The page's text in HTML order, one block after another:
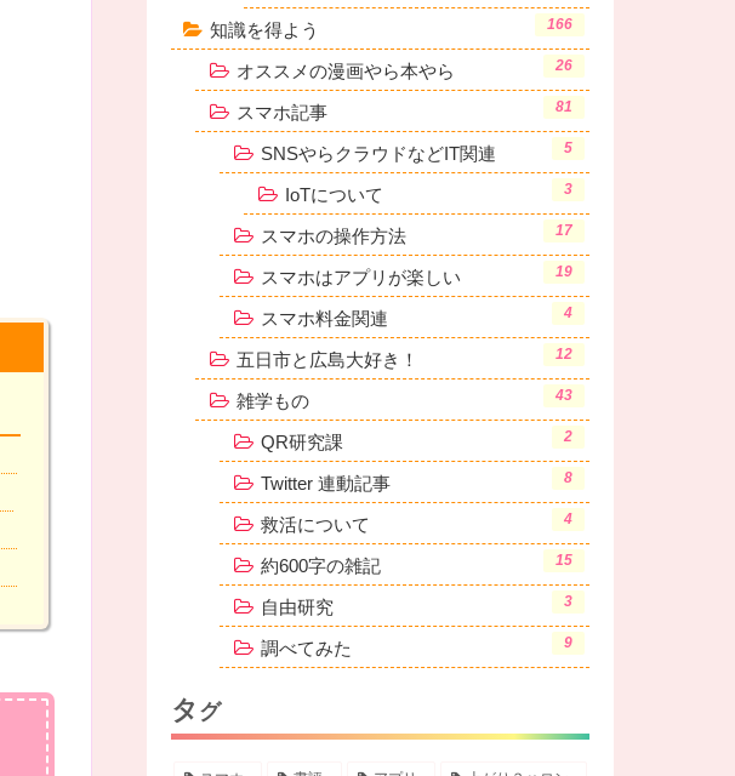
知識を得よう 166
オススメの漫画やら本やら 26
スマホ記事 81
SNSやらクラウドなどIT関連 5
IoTについて 3
スマホの操作方法 17
スマホはアプリが楽しい 19
スマホ料金関連 4
五日市と広島大好き！ 12
雑学もの 43
QR研究課 2
Twitter 連動記事 8
救活について 4
約600字の雑記 15
自由研究 3
調べてみた 9
タ グ